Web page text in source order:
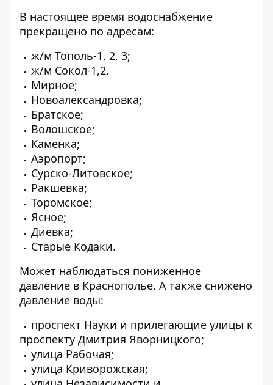
В настоящее время водоснабжение
прекращено по адресам:
ж/м Тополь-1, 2, 3;
ж/м Сокол-1,2.
Мирное;
Новоалександровка;
Братское;
Волошское;
Каменка;
Аэропорт;
Сурско-Литовское;
Ракшевка;
Торомское;
Ясное;
Диевка;
Старые Кодаки.
Может наблюдаться пониженное
давление в Краснополье. А также снижено
давление воды:
проспект Науки и прилегающие улицы к
проспекту Дмитрия Яворницкого;
улица Рабочая;
улица Криворожская;